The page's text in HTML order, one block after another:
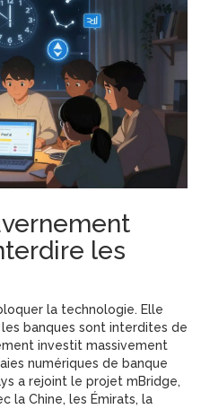
les
la technologie. Elle
banques sont interdites de
investit massivement
numériques de banque
a rejoint le projet mBridge,
la Chine, les Émirats, la